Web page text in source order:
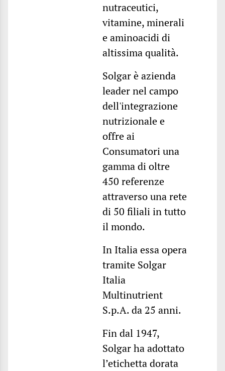
nutraceutici,
vitamine, minerali
e aminoacidi di
altissima qualità.
Solgar è azienda
leader nel campo
dell'integrazione
nutrizionale e
offre ai
Consumatori una
gamma di oltre
450 referenze
attraverso una rete
di 50 filiali in tutto
il mondo.
In Italia essa opera
tramite Solgar
Italia
Multinutrient
S.p.A. da 25 anni.
Fin dal 1947,
Solgar ha adottato
l’etichetta dorata